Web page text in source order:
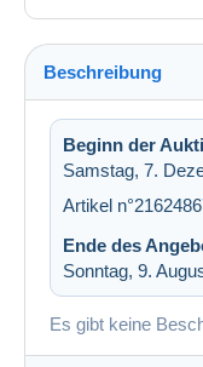
Beschreibung
Beginn der
Samstag, 7.
Artikel
Ende des
Sonntag, 9.
Es gibt keine